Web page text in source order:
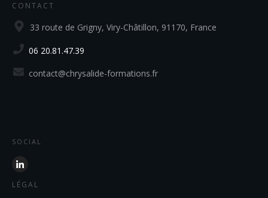
CONTACT
33 route de Grigny, Viry-Châtillon, 91170, France
06 20.81.47.39
contact@chrysalide-formations.fr
SOCIAL
LÉGAL